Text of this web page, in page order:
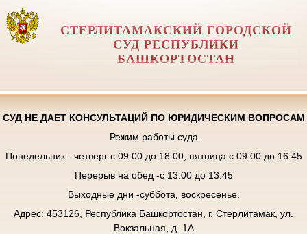
СТЕРЛИТАМАКСКИЙ ГОРОДСКОЙ
СУД РЕСПУБЛИКИ
БАШКОРТОСТАН
СУД НЕ ДАЕТ КОНСУЛЬТАЦИЙ ПО ЮРИДИЧЕСКИМ ВОПРОСАМ
Режим работы суда
Понедельник - четверг с 09:00 до 18:00, пятница с 09:00 до 16:45
Перерыв на обед -с 13:00 до 13:45
Выходные дни -суббота, воскресенье.
Адрес: 453126, Республика Башкортостан, г. Стерлитамак, ул.
Вокзальная, д. 1А